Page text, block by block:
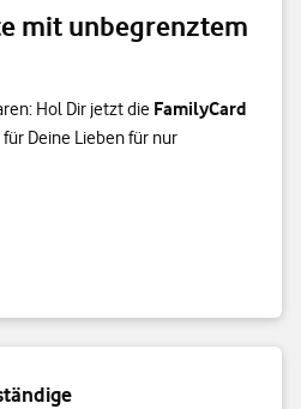
mit unbegrenztem
Hol Dir jetzt die FamilyCard
für Deine Lieben für nur
24,99 € pro Monat